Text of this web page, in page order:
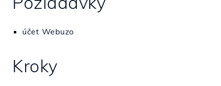
účet Webuzo
Kroky